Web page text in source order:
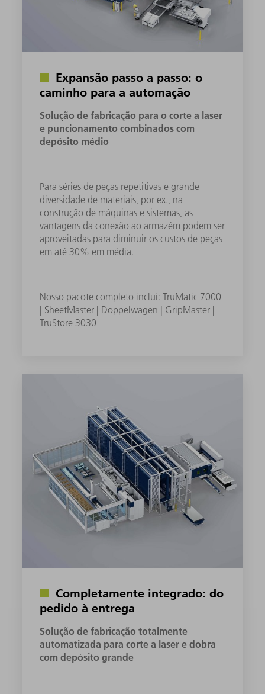
Expansão passo a passo: o
caminho para a automação
Solução de fabricação para o corte a laser
e puncionamento combinados com
depósito médio
Para séries de peças repetitivas e grande
diversidade de materiais, por ex., na
construção de máquinas e sistemas, as
vantagens da conexão ao armazém podem ser
aproveitadas para diminuir os custos de peças
em até 30% em média.
Nosso pacote completo inclui: TruMatic 7000
| SheetMaster | Doppelwagen | GripMaster |
TruStore 3030
Completamente integrado: do
pedido à entrega
Solução de fabricação totalmente
automatizada para corte a laser e dobra
com depósito grande